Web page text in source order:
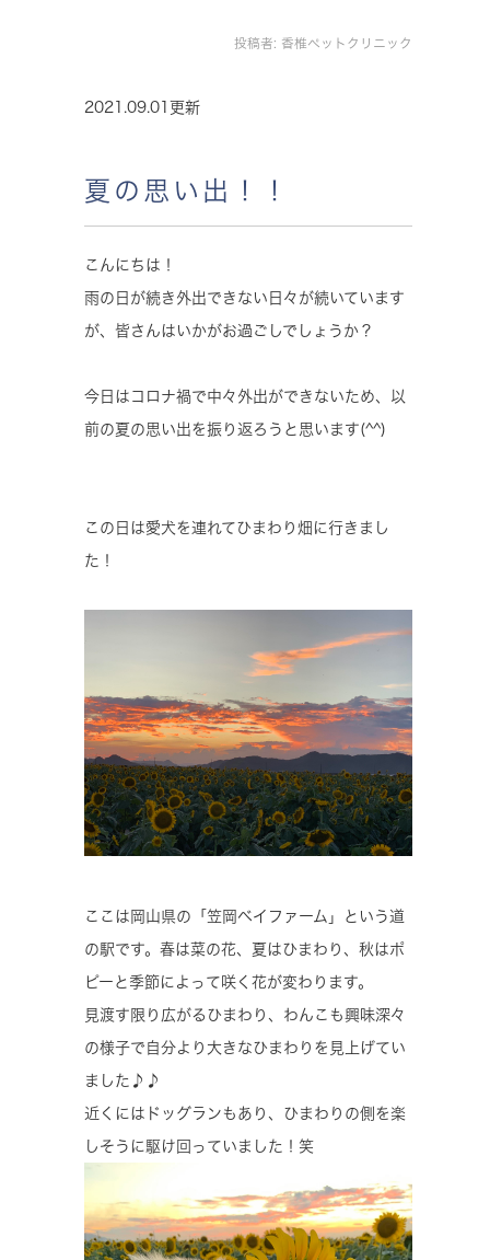
投稿者: 香椎ペットクリニック
2021.09.01更新
夏の思い出！！
こんにちは！
雨の日が続き外出できない日々が続いています
が、皆さんはいかがお過ごしでしょうか？
今日はコロナ禍で中々外出ができないため、以
前の夏の思い出を振り返ろうと思います(^^)
この日は愛犬を連れてひまわり畑に行きまし
た！
ここは岡山県の「笠岡ベイファーム」という道
の駅です。春は菜の花、夏はひまわり、秋はポ
ピーと季節によって咲く花が変わります。
見渡す限り広がるひまわり、わんこも興味深々
の様子で自分より大きなひまわりを見上げてい
ました♪♪
近くにはドッグランもあり、ひまわりの側を楽
しそうに駆け回っていました！笑